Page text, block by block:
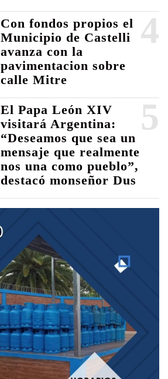
4
Con fondos propios el
Municipio de Castelli
avanza con la
pavimentacion sobre
calle Mitre
5
El Papa León XIV
visitará Argentina:
“Deseamos que sea un
mensaje que realmente
nos una como pueblo”,
destacó monseñor Dus